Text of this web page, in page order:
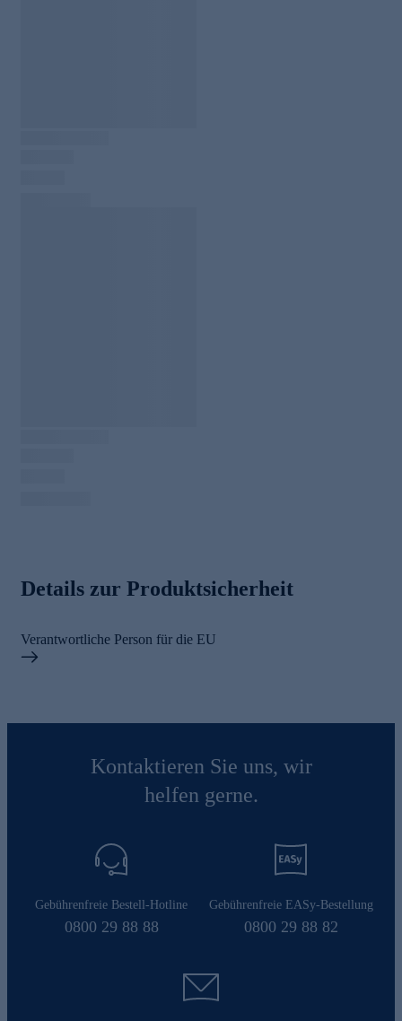
Details zur Produktsicherheit
Verantwortliche Person für die EU
Kontaktieren Sie uns, wir
helfen gerne.
Gebührenfreie Bestell-Hotline
0800 29 88 88
Gebührenfreie EASy-Bestellung
0800 29 88 82